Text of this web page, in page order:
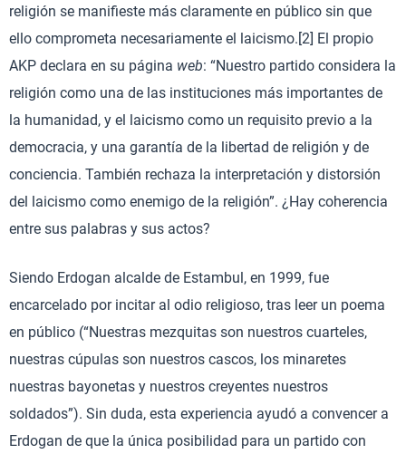
religión se manifieste más claramente en público sin que
ello comprometa necesariamente el laicismo.[2] El propio
AKP declara en su página web: “Nuestro partido considera la
religión como una de las instituciones más importantes de
la humanidad, y el laicismo como un requisito previo a la
democracia, y una garantía de la libertad de religión y de
conciencia. También rechaza la interpretación y distorsión
del laicismo como enemigo de la religión”. ¿Hay coherencia
entre sus palabras y sus actos?
Siendo Erdogan alcalde de Estambul, en 1999, fue
encarcelado por incitar al odio religioso, tras leer un poema
en público (“Nuestras mezquitas son nuestros cuarteles,
nuestras cúpulas son nuestros cascos, los minaretes
nuestras bayonetas y nuestros creyentes nuestros
soldados”). Sin duda, esta experiencia ayudó a convencer a
Erdogan de que la única posibilidad para un partido con